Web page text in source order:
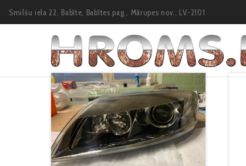
Smilšu iela 22, Babīte, Babītes pag., Mārupes nov., LV-2101